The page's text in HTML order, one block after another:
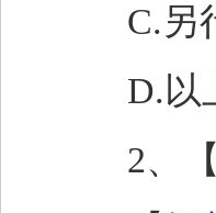
C.另
D.以上
2、【